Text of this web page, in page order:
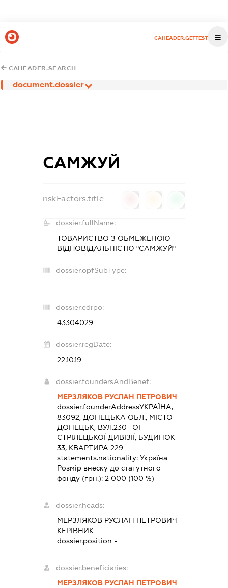
CAHEADER.GETTEST
CAHEADER.SEARCH
document.dossier
САМЖУЙ
riskFactors.title
dossier.fullName:
ТОВАРИСТВО З ОБМЕЖЕНОЮ
ВІДПОВІДАЛЬНІСТЮ "САМЖУЙ"
dossier.opfSubType:
-
dossier.edrpo:
43304029
dossier.regDate:
22.10.19
dossier.foundersAndBenef:
МЕРЗЛЯКОВ РУСЛАН ПЕТРОВИЧ
dossier.founderAddressУКРАЇНА,
83092, ДОНЕЦЬКА ОБЛ., МІСТО
ДОНЕЦЬК, ВУЛ.230 -ОЇ
СТРІЛЕЦЬКОЇ ДИВІЗІЇ, БУДИНОК
33, КВАРТИРА 229
statements.nationality:Україна
Розмір внеску до статутного
фонду (грн.):2 000 (100 %)
dossier.heads:
МЕРЗЛЯКОВ РУСЛАН ПЕТРОВИЧ -
КЕРІВНИК
dossier.position -
dossier.beneficiaries:
МЕРЗЛЯКОВ РУСЛАН ПЕТРОВИЧ